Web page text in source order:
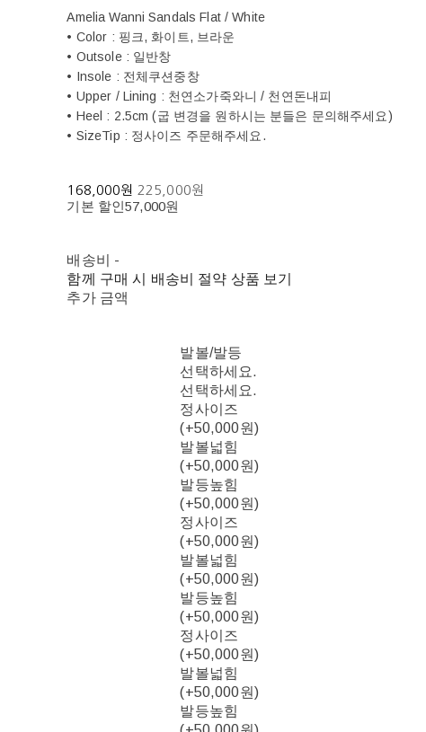
Amelia Wanni Sandals Flat / White
• Color : 핑크, 화이트, 브라운
• Outsole : 일반창
• Insole : 전체쿠션중창
• Upper / Lining : 천연소가죽와니 / 천연돈내피
• Heel : 2.5cm (굽 변경을 원하시는 분들은 문의해주세요)
• SizeTip : 정사이즈 주문해주세요.
168,000원 225,000원
기본 할인57,000원
배송비 -
함께 구매 시 배송비 절약 상품 보기
추가 금액
발볼/발등
선택하세요.
선택하세요.
정사이즈
(+50,000원)
발볼넓힘
(+50,000원)
발등높힘
(+50,000원)
정사이즈
(+50,000원)
발볼넓힘
(+50,000원)
발등높힘
(+50,000원)
정사이즈
(+50,000원)
발볼넓힘
(+50,000원)
발등높힘